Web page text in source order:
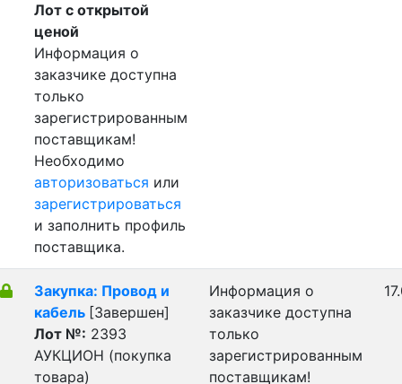
Лот с открытой
ценой
Информация о
заказчике доступна
только
зарегистрированным
поставщикам!
Необходимо
авторизоваться или
зарегистрироваться
и заполнить профиль
поставщика.
Закупка: Провод и
кабель [Завершен]
Лот №: 2393
АУКЦИОН (покупка
товара)
Информация о
заказчике доступна
только
зарегистрированным
поставщикам!